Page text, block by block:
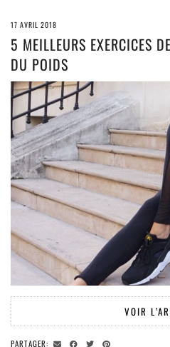
17 AVRIL 2018
5 MEILLEURS EXERCICES
DU POIDS
VOIR
PARTAGER: